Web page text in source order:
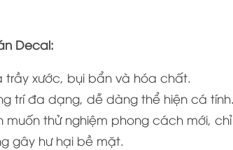
Decal:
trầy xước, bụi bẩn và hóa chất.
trí đa dạng, dễ dàng thể hiện cá tính.
muốn thử nghiệm phong cách mới,
gây hư hại bề mặt.